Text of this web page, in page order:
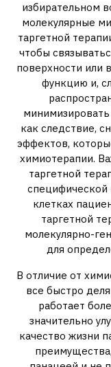
избирательном
молекулярные
таргетной
чтобы
поверхности или
функцию и‚
как следствие‚
эффектов‚
химиотерапии.
таргетной
клетках
таргетной
молекулярно-
для
В отличие от
все быстро
работает
значительно
качество жизни